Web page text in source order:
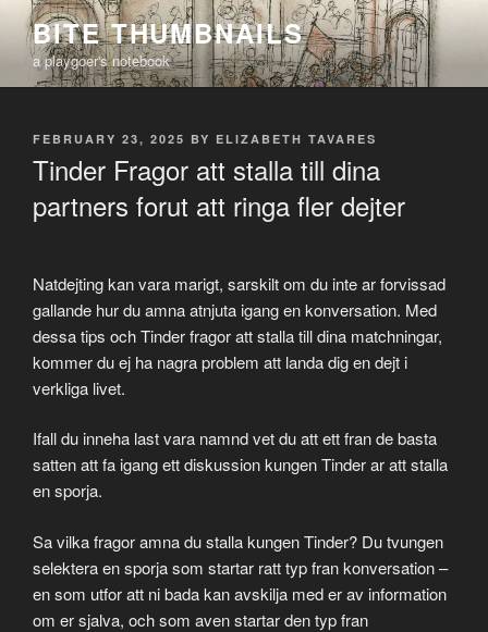
Skip
content
BITE THUMBNAILS
a playgoer's notebook
POSTED
FEBRUARY 23, 2025 BY ELIZABETH TAVARES
Tinder Fragor att stalla till dina
partners forut att ringa fler dejter
Natdejting kan vara marigt, sarskilt om du inte ar forvissad
gallande hur du amna atnjuta igang en konversation. Med
dessa tips och Tinder fragor att stalla till dina matchningar,
kommer du ej ha nagra problem att landa dig en dejt i
verkliga livet.
Ifall du inneha last vara namnd vet du att ett fran de basta
satten att fa igang ett diskussion kungen Tinder ar att stalla
en sporja.
Sa vilka fragor amna du stalla kungen Tinder? Du tvungen
selektera en sporja som startar ratt typ fran konversation –
en som utfor att ni bada kan avskilja med er av information
om er sjalva, och som aven startar den typ fran